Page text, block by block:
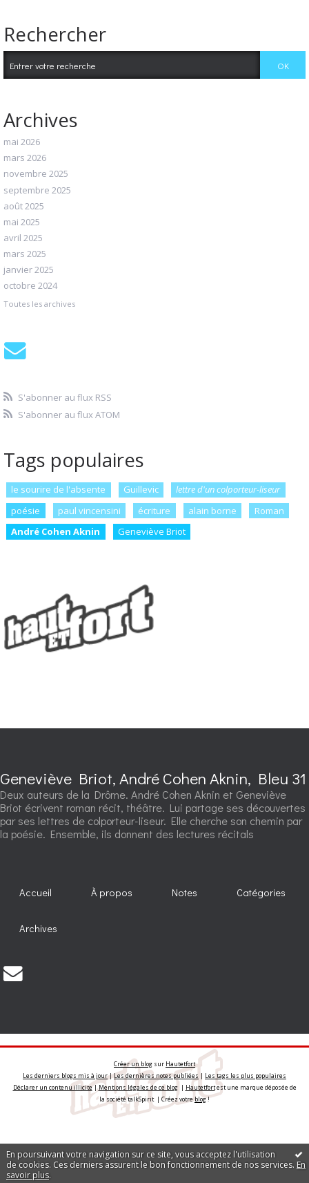
En poursuivant votre navigation sur ce site, vous acceptez l'utilisation
de cookies. Ces derniers assurent le bon fonctionnement de nos services. En
savoir plus.
Rechercher
Archives
mai 2026
mars 2026
novembre 2025
septembre 2025
août 2025
mai 2025
avril 2025
mars 2025
janvier 2025
octobre 2024
Toutes les archives
S'abonner au flux RSS
S'abonner au flux ATOM
Tags populaires
le sourire de l'absente Guillevic
lettre d'un colporteur-liseur
poésie
paul vincensini écriture alain borne
Roman
André Cohen Aknin
Geneviève Briot
Geneviève Briot, André Cohen Aknin, Bleu 31
Deux auteurs de la Drôme. André Cohen Aknin et Geneviève
Briot écrivent roman récit, théâtre. Lui partage ses découvertes
par ses lettres de colporteur-liseur. Elle cherche son chemin par
la poésie. Ensemble, ils donnent des lectures récitals
Accueil À propos Notes Catégories
Archives
Créer un blog sur Hautetfort
Les derniers blogs mis à jour|Les dernières notes publiées | Les tags les plus populaires
Déclarer un contenu illicite|Mentions légales de ce blog| Hautetfortest une marque déposée de
la société talkSpirit | Créez votreblog!